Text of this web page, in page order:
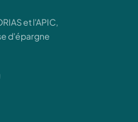
et l'APIC,
d'épargne